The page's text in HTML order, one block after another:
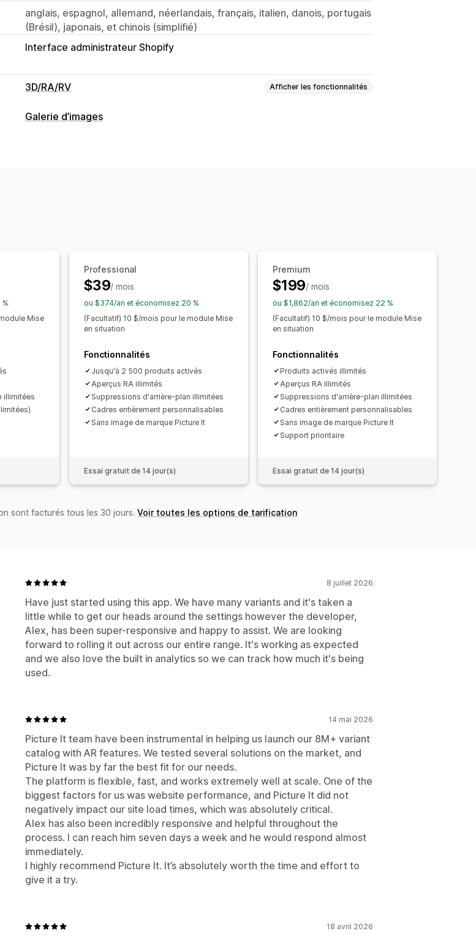
anglais, espagnol, allemand, néerlandais, français, italien, danois, portugais
(Brésil), japonais, et chinois (simplifié)
Interface administrateur Shopify
3D/RA/RV Afficher les fonctionnalités
Visualisation
Galerie d’images
Mise
illimitées
Professional
$39/ mois
ou $374/an et économisez 20 %
(Facultatif) 10 $/mois pour le module Mise
en situation
Fonctionnalités
Jusqu'à 2 500 produits activés
Aperçus RA illimités
Suppressions d'arrière-plan illimitées
Cadres entièrement personnalisables
Sans image de marque Picture It
Essai gratuit de 14 jour(s)
Premium
$199/ mois
ou $1,862/an et économisez 22 %
(Facultatif) 10 $/mois pour le module Mise
en situation
Fonctionnalités
Produits activés illimités
Aperçus RA illimités
Suppressions d'arrière-plan illimitées
Cadres entièrement personnalisables
Sans image de marque Picture It
Support prioritaire
Essai gratuit de 14 jour(s)
sont facturés tous les 30 jours. Voir toutes les options de tarification
8 juillet 2026
Have just started using this app. We have many variants and it's taken a
little while to get our heads around the settings however the developer,
Alex, has been super-responsive and happy to assist. We are looking
forward to rolling it out across our entire range. It's working as expected
and we also love the built in analytics so we can track how much it's being
used.
14 mai 2026
Picture It team have been instrumental in helping us launch our 8M+ variant
catalog with AR features. We tested several solutions on the market, and
Picture It was by far the best fit for our needs.
The platform is flexible, fast, and works extremely well at scale. One of the
biggest factors for us was website performance, and Picture It did not
negatively impact our site load times, which was absolutely critical.
Alex has also been incredibly responsive and helpful throughout the
process. I can reach him seven days a week and he would respond almost
immediately.
I highly recommend Picture It. It’s absolutely worth the time and effort to
give it a try.
18 avril 2026